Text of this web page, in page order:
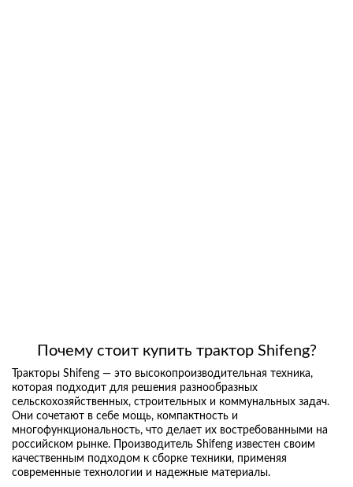
Почему стоит купить трактор Shifeng?
Тракторы Shifeng — это высокопроизводительная техника,
которая подходит для решения разнообразных
сельскохозяйственных, строительных и коммунальных задач.
Они сочетают в себе мощь, компактность и
многофункциональность, что делает их востребованными на
российском рынке. Производитель Shifeng известен своим
качественным подходом к сборке техники, применяя
современные технологии и надежные материалы.